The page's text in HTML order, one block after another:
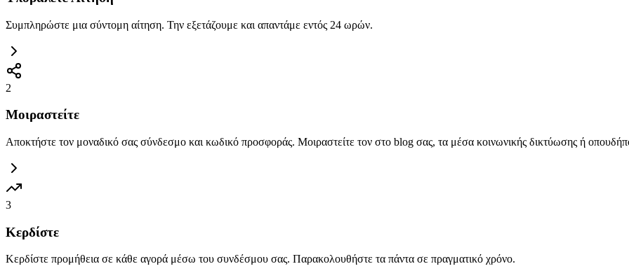
Συμπληρώστε μια σύντομη αίτηση. Την εξετάζουμε και απαντάμε εντός 24 ωρών.
2
Μοιραστείτε
Αποκτήστε τον μοναδικό σας σύνδεσμο και κωδικό προσφοράς. Μοιραστείτε τον στο blog σας, τα μέσα κοινωνικής δικτύωσης ή
3
Κερδίστε
Κερδίστε προμήθεια σε κάθε αγορά μέσω του συνδέσμου σας. Παρακολουθήστε τα πάντα σε πραγματικό χρόνο.